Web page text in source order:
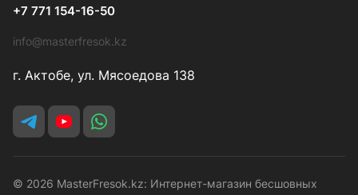
+7 771 154-16-50
info@masterfresok.kz
г. Актобе, ул. Мясоедова 138
© 2026 MasterFresok.kz: Интернет-магазин бесшовных